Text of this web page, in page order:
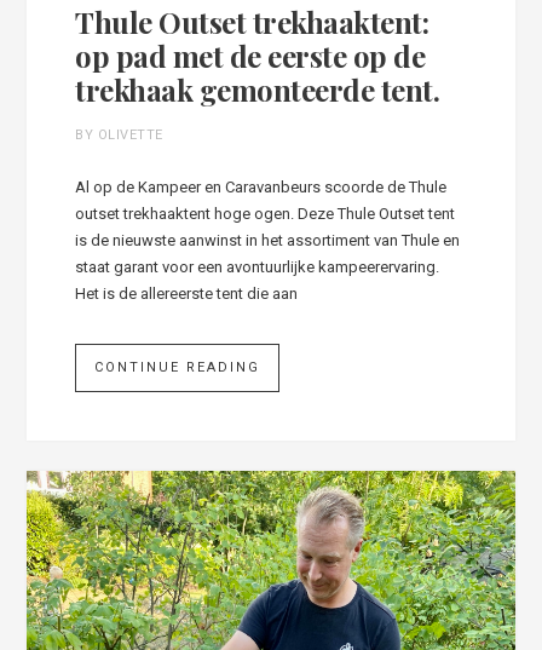
Thule Outset trekhaaktent:
op pad met de eerste op de
trekhaak gemonteerde tent.
BY OLIVETTE
Al op de Kampeer en Caravanbeurs scoorde de Thule
outset trekhaaktent hoge ogen. Deze Thule Outset tent
is de nieuwste aanwinst in het assortiment van Thule en
staat garant voor een avontuurlijke kampeerervaring.
Het is de allereerste tent die aan
CONTINUE READING